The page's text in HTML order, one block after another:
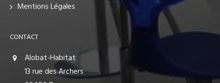
Mentions Légales
CONTACT
Alobat-Habitat
13 rue des Archers